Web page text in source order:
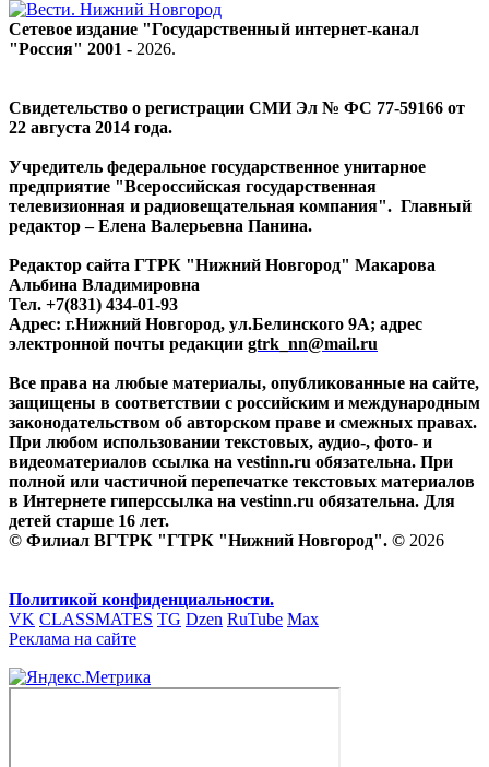
Сетевое издание "Государственный интернет-канал
"Россия" 2001 - 2026.
Свидетельство о регистрации СМИ Эл № ФС 77-59166 от
22 августа 2014 года.
Учредитель федеральное государственное унитарное
предприятие "Всероссийская государственная
телевизионная и радиовещательная компания". Главный
редактор – Елена Валерьевна Панина.
Редактор сайта ГТРК "Нижний Новгород" Макарова
Альбина Владимировна
Тел. +7(831) 434-01-93
Адрес: г.Нижний Новгород, ул.Белинского 9А; адрес
электронной почты редакции gtrk_nn@mail.ru
Все права на любые материалы, опубликованные на сайте,
защищены в соответствии с российским и международным
законодательством об авторском праве и смежных правах.
При любом использовании текстовых, аудио-, фото- и
видеоматериалов ссылка на vestinn.ru обязательна. При
полной или частичной перепечатке текстовых материалов
в Интернете гиперссылка на vestinn.ru обязательна. Для
детей старше 16 лет.
© Филиал ВГТРК "ГТРК "Нижний Новгород". © 2026
Политикой конфиденциальности.
VK CLASSMATES TG Dzen RuTube Max
Реклама на сайте